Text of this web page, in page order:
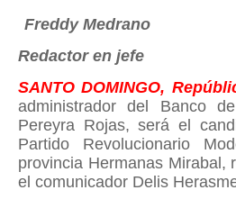
Freddy Medrano
Redactor en jefe
SANTO DOMINGO,
administrador del Banco
Pereyra Rojas, será el
Partido Revolucionario
provincia Hermanas Mirabal,
el comunicador Delis